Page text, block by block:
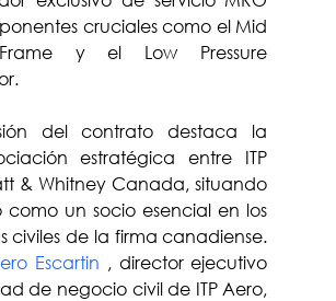
cruciales como el Mid
y el Low Pressure
del contrato destaca la
estratégica entre ITP
& Whitney Canada, situando
como un socio esencial en los
Escartin , director ejecutivo
de negocio civil de ITP Aero,